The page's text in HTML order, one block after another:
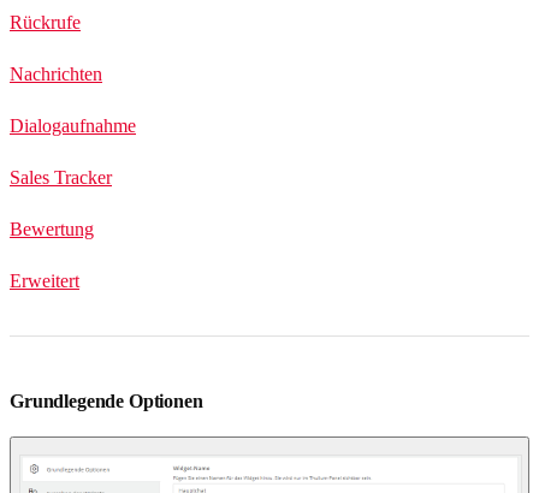
Rückrufe
Nachrichten
Dialogaufnahme
Sales Tracker
Bewertung
Erweitert
Grundlegende Optionen